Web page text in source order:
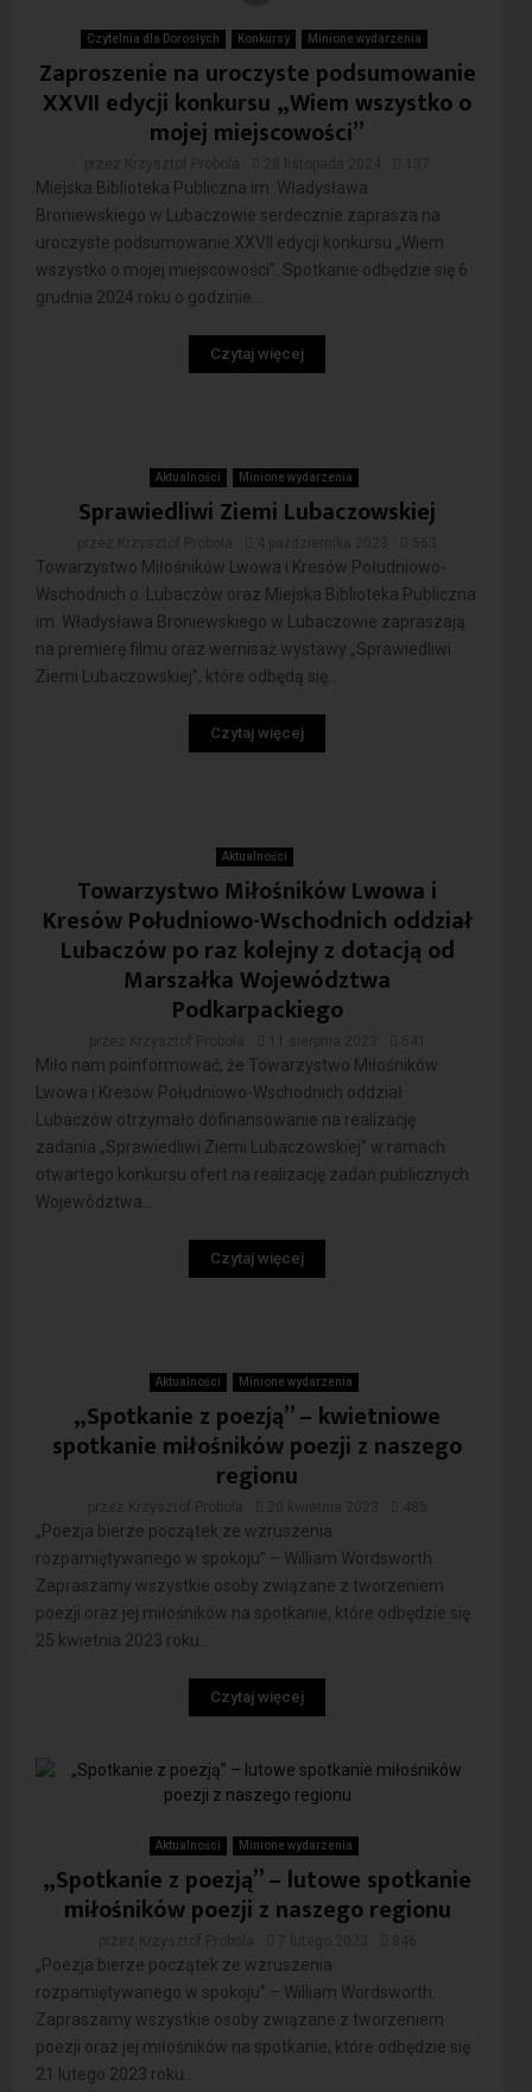
Czytelnia dla Dorosłych Konkursy Minione wydarzenia
Zaproszenie na uroczyste podsumowanie
XXVII edycji konkursu „Wiem wszystko o
mojej miejscowości”
Miejska Biblioteka Publiczna im. Władysława
Broniewskiego w Lubaczowie serdecznie zaprasza na
uroczyste podsumowanie XXVII edycji konkursu „Wiem
wszystko o mojej miejscowości”. Spotkanie odbędzie się 6
grudnia 2024 roku o godzinie...
Czytaj więcej
Aktualności Minione wydarzenia
Sprawiedliwi Ziemi Lubaczowskiej
Towarzystwo Miłośników Lwowa i Kresów Południowo-
Wschodnich o. Lubaczów oraz Miejska Biblioteka Publiczna
im. Władysława Broniewskiego w Lubaczowie zapraszają
na premierę filmu oraz wernisaż wystawy „Sprawiedliwi
Ziemi Lubaczowskiej”, które odbędą się...
Czytaj więcej
Aktualności
Towarzystwo Miłośników Lwowa i
Kresów Południowo-Wschodnich oddział
Lubaczów po raz kolejny z dotacją od
Marszałka Województwa
Podkarpackiego
Miło nam poinformować, że Towarzystwo Miłośników
Lwowa i Kresów Południowo-Wschodnich oddział
Lubaczów otrzymało dofinansowanie na realizację
zadania „Sprawiedliwi Ziemi Lubaczowskiej” w ramach
otwartego konkursu ofert na realizację zadań publicznych
Województwa...
Czytaj więcej
Aktualności Minione wydarzenia
„Spotkanie z poezją” – kwietniowe
spotkanie miłośników poezji z naszego
regionu
„Poezja bierze początek ze wzruszenia
rozpamiętywanego w spokoju” – William Wordsworth.
Zapraszamy wszystkie osoby związane z tworzeniem
poezji oraz jej miłośników na spotkanie, które odbędzie się
25 kwietnia 2023 roku...
Czytaj więcej
Aktualności Minione wydarzenia
„Spotkanie z poezją” – lutowe spotkanie
miłośników poezji z naszego regionu
„Poezja bierze początek ze wzruszenia
rozpamiętywanego w spokoju” – William Wordsworth.
Zapraszamy wszystkie osoby związane z tworzeniem
poezji oraz jej miłośników na spotkanie, które odbędzie się
21 lutego 2023 roku...